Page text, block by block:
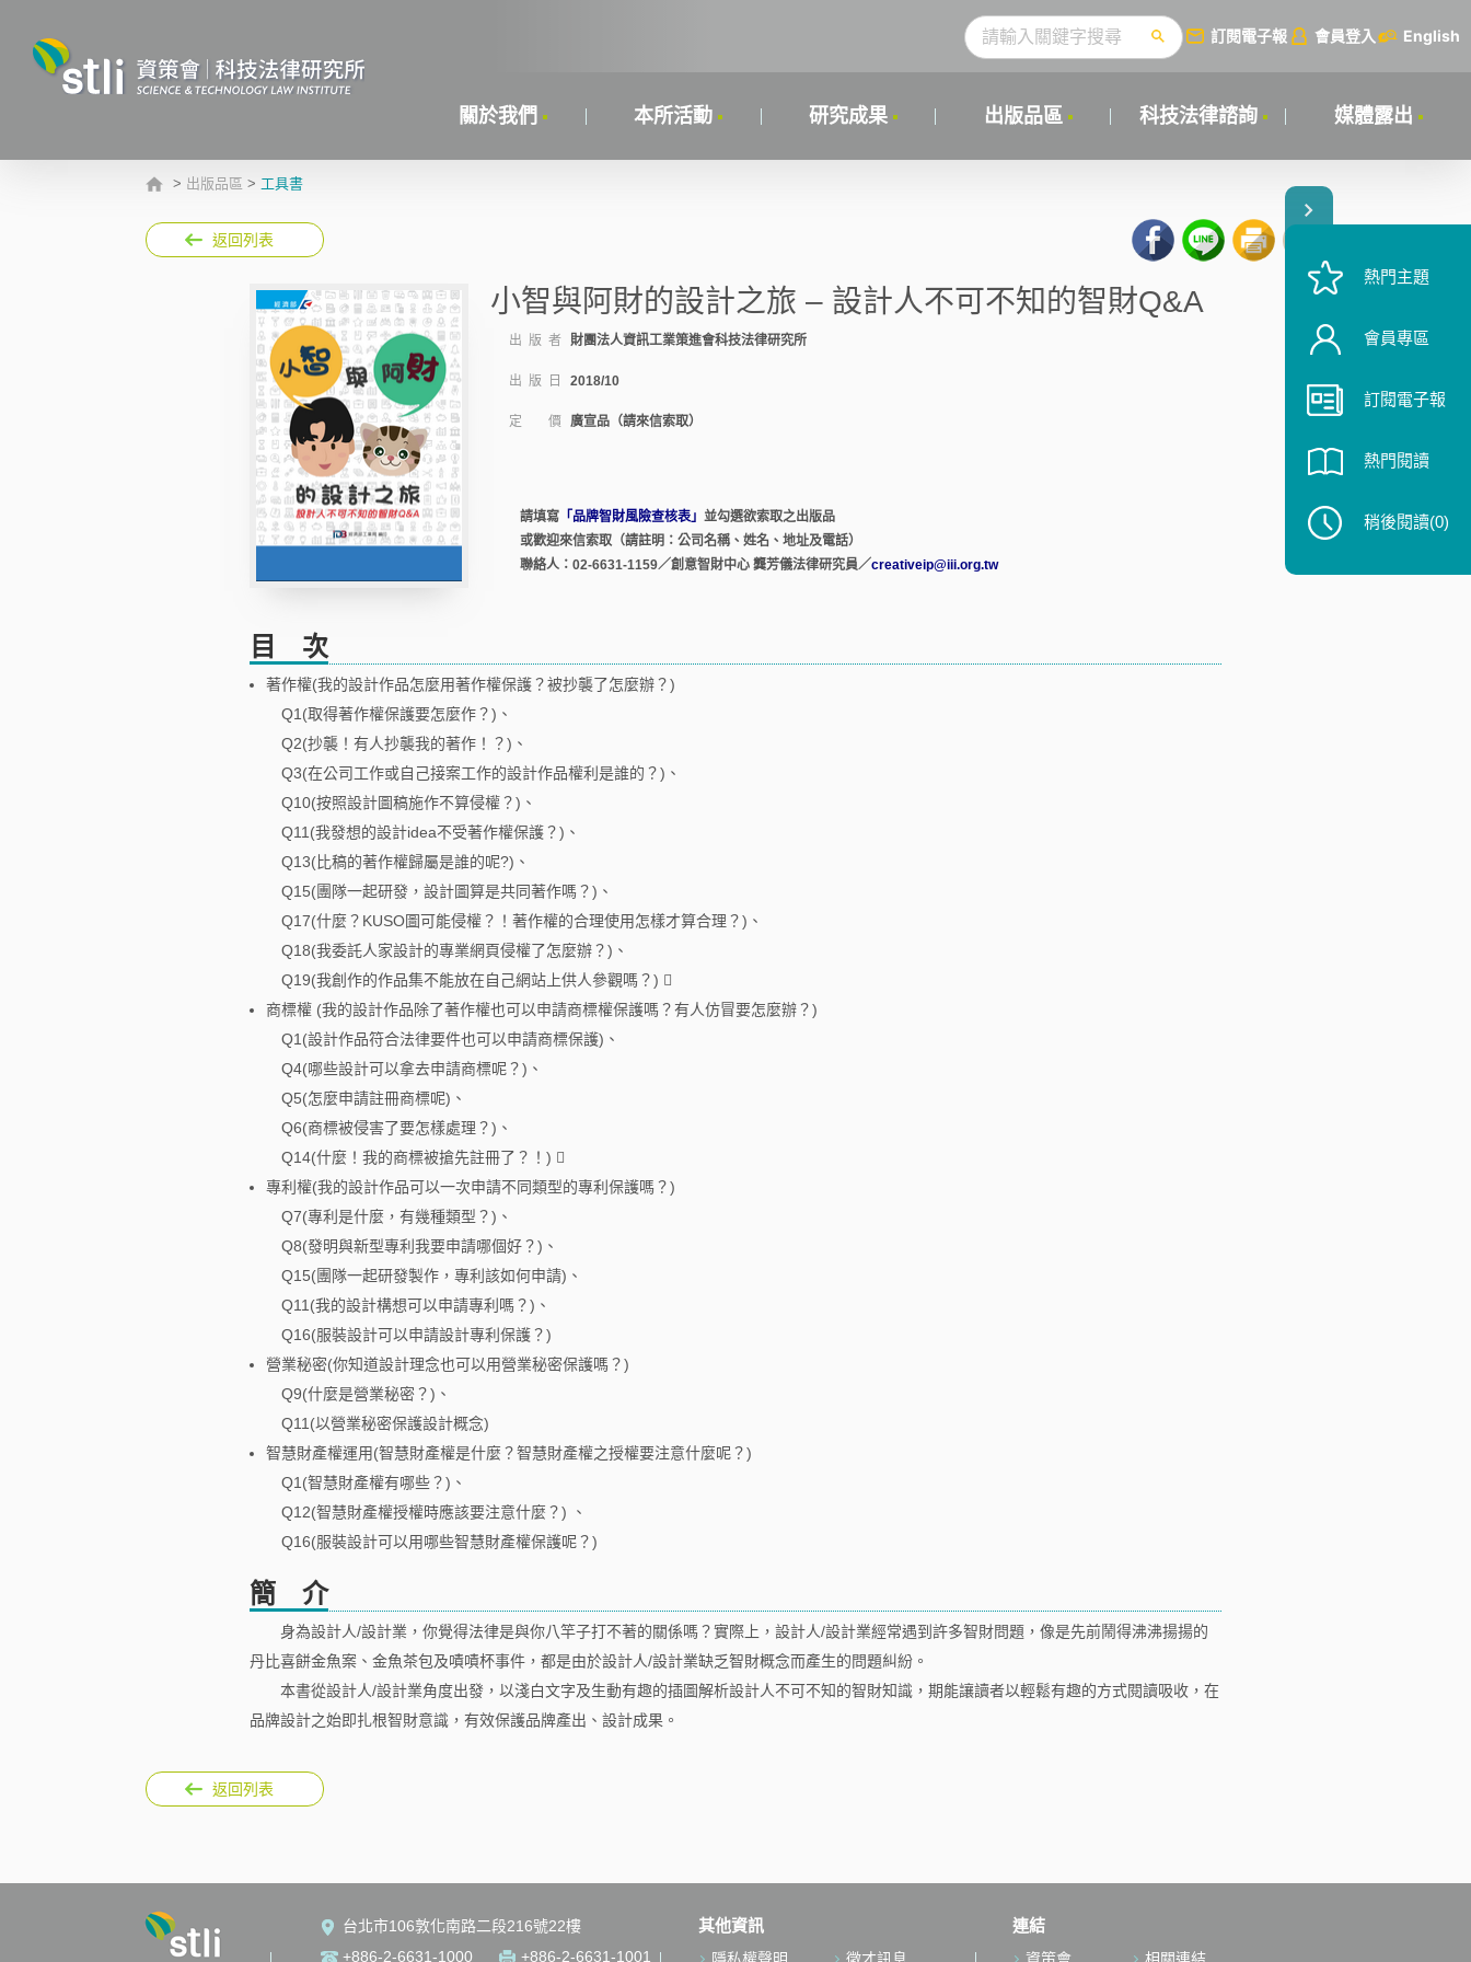
訂閱電子報 會員登入 English
關於我們 本所活動 研究成果 出版品區 科技法律諮詢 媒體露出
> 出版品區 > 工具書
返回列表
小智與阿財的設計之旅 – 設計人不可不知的智財Q&A
出 版 者 財團法人資訊工業策進會科技法律研究所
出 版 日 2018/10
定 價 廣宣品（請來信索取）
請填寫「品牌智財風險查核表」 並勾選欲索取之出版品
或歡迎來信索取（請註明：公司名稱、姓名、地址及電話）
聯絡人：02-6631-1159／創意智財中心 龔芳儀法律研究員／creativeip@iii.org.tw
目 次
著作權(我的設計作品怎麼用著作權保護？被抄襲了怎麼辦？)
Q1(取得著作權保護要怎麼作？)、
Q2(抄襲！有人抄襲我的著作！？)、
Q3(在公司工作或自己接案工作的設計作品權利是誰的？)、
Q10(按照設計圖稿施作不算侵權？)、
Q11(我發想的設計idea不受著作權保護？)、
Q13(比稿的著作權歸屬是誰的呢?)、
Q15(團隊一起研發，設計圖算是共同著作嗎？)、
Q17(什麼？KUSO圖可能侵權？！著作權的合理使用怎樣才算合理？)、
Q18(我委託人家設計的專業網頁侵權了怎麼辦？)、
Q19(我創作的作品集不能放在自己網站上供人參觀嗎？) 
商標權 (我的設計作品除了著作權也可以申請商標權保護嗎？有人仿冒要怎麼辦？)
Q1(設計作品符合法律要件也可以申請商標保護)、
Q4(哪些設計可以拿去申請商標呢？)、
Q5(怎麼申請註冊商標呢)、
Q6(商標被侵害了要怎樣處理？)、
Q14(什麼！我的商標被搶先註冊了？！) 
專利權(我的設計作品可以一次申請不同類型的專利保護嗎？)
Q7(專利是什麼，有幾種類型？)、
Q8(發明與新型專利我要申請哪個好？)、
Q15(團隊一起研發製作，專利該如何申請)、
Q11(我的設計構想可以申請專利嗎？)、
Q16(服裝設計可以申請設計專利保護？)
營業秘密(你知道設計理念也可以用營業秘密保護嗎？)
Q9(什麼是營業秘密？)、
Q11(以營業秘密保護設計概念)
智慧財產權運用(智慧財產權是什麼？智慧財產權之授權要注意什麼呢？)
Q1(智慧財產權有哪些？)、
Q12(智慧財產權授權時應該要注意什麼？) 、
Q16(服裝設計可以用哪些智慧財產權保護呢？)
簡 介
身為設計人/設計業，你覺得法律是與你八竿子打不著的關係嗎？實際上，設計人/設計業經常遇到許多智財問題，像是先前鬧得沸沸揚揚的
丹比喜餅金魚案、金魚茶包及嘖嘖杯事件，都是由於設計人/設計業缺乏智財概念而產生的問題糾紛。
本書從設計人/設計業角度出發，以淺白文字及生動有趣的插圖解析設計人不可不知的智財知識，期能讓讀者以輕鬆有趣的方式閱讀吸收，在
品牌設計之始即扎根智財意識，有效保護品牌產出、設計成果。
返回列表
台北市106敦化南路二段216號22樓
+886-2-6631-1000
+886-2-6631-1001
其他資訊 連結
熱門主題
會員專區
訂閱電子報
熱門閱讀
稍後閱讀(0)